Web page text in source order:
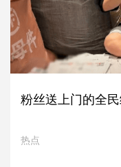
粉丝送上门的全
热点